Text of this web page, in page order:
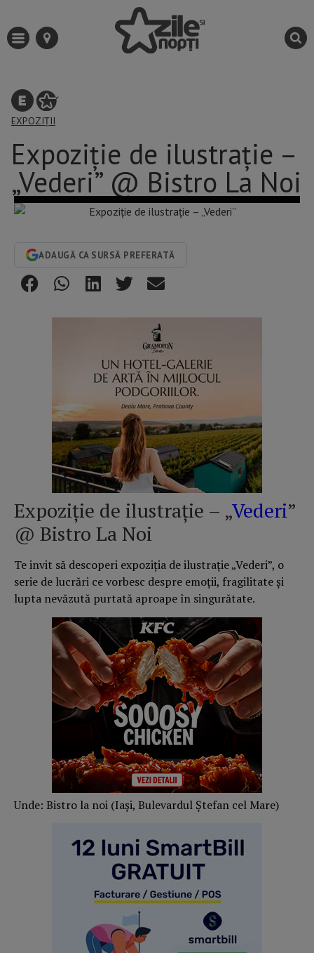
EXPOZIȚII
Expoziție de ilustrație –
„Vederi” @ Bistro La Noi
ADAUGĂ CA SURSĂ PREFERATĂ
Expoziție de ilustrație – „Vederi”
@ Bistro La Noi
Te invit să descoperi expoziția de ilustrație „Vederi”, o
serie de lucrări ce vorbesc despre emoții, fragilitate și
lupta nevăzută purtată aproape în singurătate.
Unde: Bistro la noi (Iași, Bulevardul Ștefan cel Mare)